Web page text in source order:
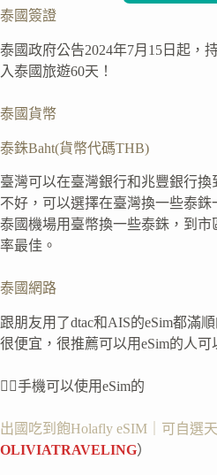
泰國簽證
泰國政府公告2024年7月15日起，
入泰國旅遊60天！
泰國貨幣
泰銖Baht(貨幣代碼THB)
臺灣可以在臺灣銀行和兆豐銀行
不好，可以選擇在臺灣換一些泰銖
泰國機場用臺幣換一些泰銖，到市
率最佳。
泰國網路
跟朋友用了dtac和AIS的eSim都滿
很便宜，很推薦可以用eSim的人
👉🏻手機可以使用eSim的
出國吃到飽Holafly eSIM｜可自選
OLIVIATRAVELING）